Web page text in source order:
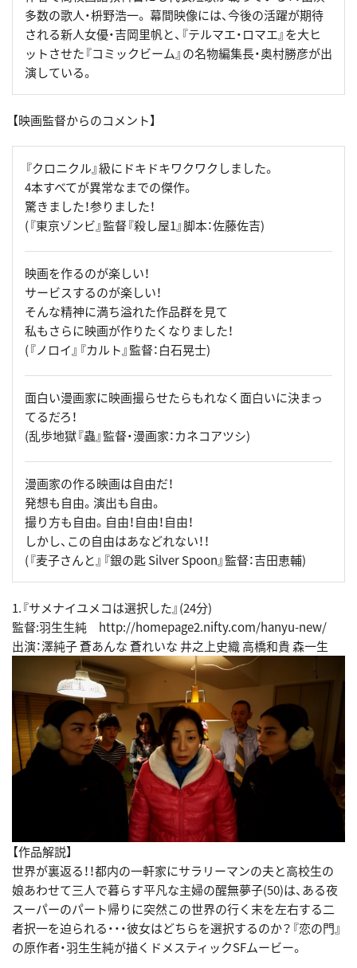
多数の歌人・枡野浩一。 幕間映像には、今後の活躍が期待
される新人女優・吉岡里帆と、『テルマエ・ロマエ』を大ヒ
ットさせた『コミックビーム』の名物編集長・奥村勝彦が出
演している。
【映画監督からのコメント】
『クロニクル』級にドキドキワクワクしました。
4本すべてが異常なまでの傑作。
驚きました！参りました！
(『東京ゾンビ』監督『殺し屋1』脚本：佐藤佐吉)
映画を作るのが楽しい！
サービスするのが楽しい！
そんな精神に満ち溢れた作品群を見て
私もさらに映画が作りたくなりました！
(『ノロイ』『カルト』監督：白石晃士)
面白い漫画家に映画撮らせたらもれなく面白いに決まっ
てるだろ！
(乱歩地獄『蟲』監督・漫画家：カネコアツシ)
漫画家の作る映画は自由だ！
発想も自由。演出も自由。
撮り方も自由。自由！自由！自由！
しかし、この自由はあなどれない！！
(『麦子さんと』『銀の匙 Silver Spoon』監督：吉田恵輔)
1.『サメナイユメコは選択した』(24分)
監督:羽生生純 http://homepage2.nifty.com/hanyu-new/
出演：澤純子 蒼あんな 蒼れいな 井之上史織 高橋和貴 森一生
【作品解説】
世界が裏返る！！都内の一軒家にサラリーマンの夫と高校生の
娘あわせて三人で暮らす平凡な主婦の醒無夢子(50)は、ある夜
スーパーのパート帰りに突然この世界の行く末を左右する二
者択一を迫られる・・・彼女はどちらを選択するのか？『恋の門』
の原作者・羽生生純が描くドメスティックSFムービー。